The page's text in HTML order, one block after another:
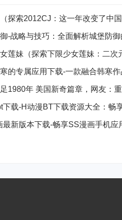
探索2012CJ：这一年改变了中
-战略与技巧：全面解析城堡防
莲妹（探索下限少女莲妹：二次
的专属应用下载-一款融合韩寒
1980年 美国新奇篇章，网友：
下载-H动漫BT下载资源大全：畅
最新版本下载-畅享SS漫画手机应